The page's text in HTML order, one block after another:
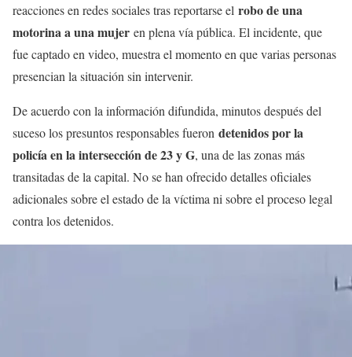
reacciones en redes sociales tras reportarse el robo de una
motorina a una mujer en plena vía pública. El incidente, que
fue captado en video, muestra el momento en que varias personas
presencian la situación sin intervenir.
De acuerdo con la información difundida, minutos después del
suceso los presuntos responsables fueron detenidos por la
policía en la intersección de 23 y G, una de las zonas más
transitadas de la capital. No se han ofrecido detalles oficiales
adicionales sobre el estado de la víctima ni sobre el proceso legal
contra los detenidos.